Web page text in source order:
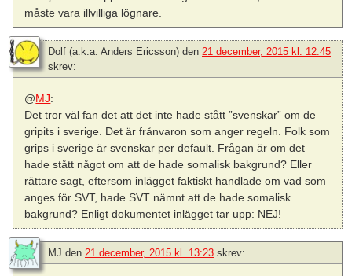
måste vara illvilliga lögnare.
Dolf (a.k.a. Anders Ericsson) den 21 december, 2015 kl. 12:45
skrev:
@MJ:
Det tror väl fan det att det inte hade stått ”svenskar” om de
gripits i sverige. Det är frånvaron som anger regeln. Folk som
grips i sverige är svenskar per default. Frågan är om det
hade stått något om att de hade somalisk bakgrund? Eller
rättare sagt, eftersom inlägget faktiskt handlade om vad som
anges för SVT, hade SVT nämnt att de hade somalisk
bakgrund? Enligt dokumentet inlägget tar upp: NEJ!
MJ den 21 december, 2015 kl. 13:23 skrev: